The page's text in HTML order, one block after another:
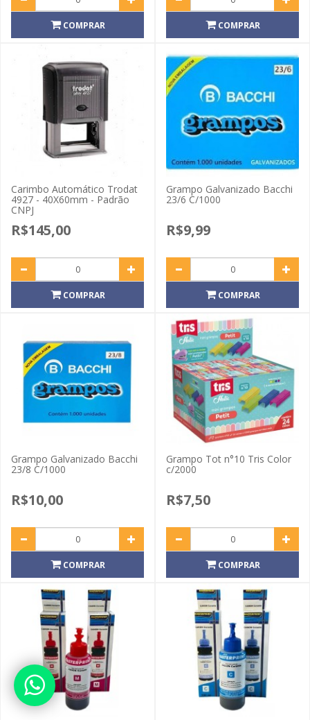
COMPRAR COMPRAR
Carimbo Automático Trodat
4927 - 40X60mm - Padrão
CNPJ
R$145,00
COMPRAR
Grampo Galvanizado Bacchi
23/6 C/1000
R$9,99
COMPRAR
Grampo Galvanizado Bacchi
23/8 C/1000
R$10,00
COMPRAR
Grampo Tot n°10 Tris Color
c/2000
R$7,50
COMPRAR